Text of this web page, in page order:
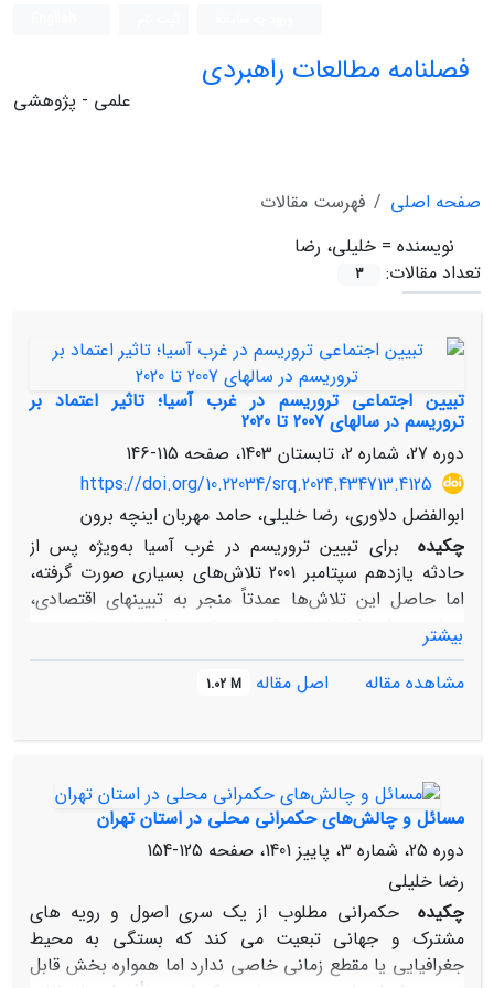
فصلنامه مطالعات راهبردی
علمی - پژوهشی
صفحه اصلی
فهرست مقالات
نویسنده = خلیلی، رضا
تعداد مقالات:
3
تبیین اجتماعی تروریسم در غرب آسیا؛ تاثیر اعتماد بر
تروریسم در سال‏های 2007 تا 2020
دوره 27، شماره 2، تابستان 1403، صفحه
115-146
https://doi.org/10.22034/srq.2024.434713.4125
ابوالفضل دلاوری، رضا خلیلی، حامد مهربان اینچه برون
چکیده
برای تبیین تروریسم در غرب آسیا به‌ویژه پس از
حادثه یازدهم سپتامبر 2001 تلاش‌های بسیاری صورت گرفته،
اما حاصل این تلاش‌ها عمدتاً منجر به تبیین‏های اقتصادی،
سیاسی یا روان‏شناختی شده و تبیین اجتماعی تروریسم،
به‌ویژه با تمرکز بر مولفه اعتماد، مورد توجه چندانی نبوده
است. بر این اساس، در مقاله حاضر این پرسش مورد توجه
آسیا رابطه معناداری وجود دارد. برای آزمون این فرضیه میزان
همبستگی میان داده‌های اعتماد به عنوان متغیر مستقل و
نسخه 22 تحلیل شده است. تحلیل داده‏ها با استفاده از
ضریب همبستگی پیرسون و رگرسیون خطی چندمتغیره از نوع
گام به گام حاکی از آن است که اعتماد بین‌المللی به ترتیب 36
و 82درصد از تغییرات تعداد گروه‌های تروریستی و تعداد
حملات آنها را تبیین می‏کند، در حالی که اعتماد نهادی تقریباً
بیشتر
مشاهده مقاله
اصل مقاله 1.02 M
مسائل و چالش‌های حکمرانی محلی در استان تهران
دوره 25، شماره 3، پاییز 1401، صفحه
125-154
رضا خلیلی
چکیده
حکمرانی مطلوب از یک سری اصول و رویه‏ های
مشترک و جهانی تبعیت می‏ کند که بستگی به محیط
جغرافیایی یا مقطع زمانی خاصی ندارد اما همواره بخش قابل